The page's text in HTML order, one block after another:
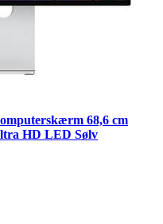
68,6 cm
HD LED Sølv